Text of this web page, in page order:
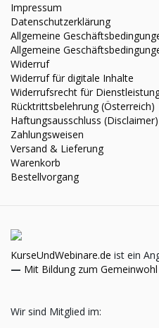
Impressum
Datenschutzerklärung
Allgemeine
Allgemeine
Widerruf
Widerruf für digitale Inhalte
Widerrufsrecht für
Rücktrittsbelehrung (Österreich)
Haftungsausschluss (Disclaimer)
Zahlungsweisen
Versand & Lieferung
Warenkorb
Bestellvorgang
KurseUndWebinare.de ist ein
— Mit Bildung zum Gemeinwohl
Wir sind Mitglied im: